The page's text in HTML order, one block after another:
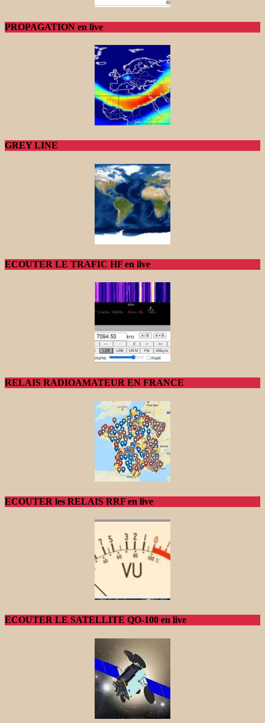
PROPAGATION en live
GREY LINE
ECOUTER LE TRAFIC HF en live
RELAIS RADIOAMATEUR EN FRANCE
ECOUTER les RELAIS RRF en live
ECOUTER LE SATELLITE QO-100 en live